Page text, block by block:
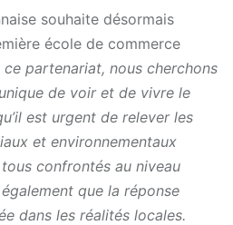
souhaite désormais
école de commerce
ce partenariat, nous cherchons
de voir et de vivre le
est urgent de relever les
et environnementaux
confrontés au niveau
que la réponse
dans les réalités locales.